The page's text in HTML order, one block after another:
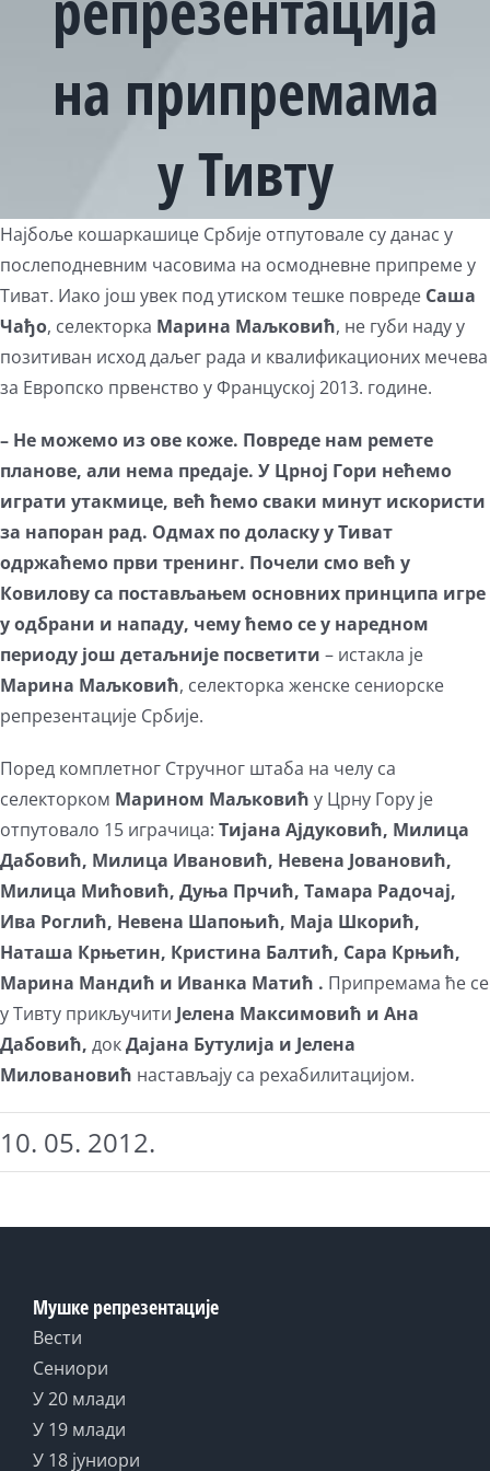
на припремама
у Тивту
Најбоље кошаркашице Србије отпутовале су данас у
послеподневним часовима на осмодневне припреме у
Тиват. Иако још увек под утиском тешке повреде Саша
Чађо, селекторка Марина Маљковић, не губи наду у
позитиван исход даљег рада и квалификационих мечева
за Европско првенство у Француској 2013. године.
– Не можемо из ове коже. Повреде нам ремете
планове, али нема предаје. У Црној Гори нећемо
играти утакмице, већ ћемо сваки минут искористи
за напоран рад. Одмах по доласку у Тиват
одржаћемо први тренинг. Почели смо већ у
Ковилову са постављањем основних принципа игре
у одбрани и нападу, чему ћемо се у наредном
периоду још детаљније посветити – истакла је
Марина Маљковић, селекторка женске сениорске
репрезентације Србије.
Поред комплетног Стручног штаба на челу са
селекторком Марином Маљковић у Црну Гору је
отпутовало 15 играчица: Тијана Ајдуковић, Милица
Дабовић, Милица Ивановић, Невена Јовановић,
Милица Мићовић, Дуња Прчић, Тамара Радочај,
Ива Роглић, Невена Шапоњић, Маја Шкорић,
Наташа Крњетин, Кристина Балтић, Сара Крњић,
Марина Мандић и Иванка Матић . Припремама ће се
у Тивту прикључити Јелена Максимовић и Ана
Дабовић, докДајана Бутулија и Јелена
Миловановић настављају са рехабилитацијом.
10. 05. 2012.
Мушке репрезентације
Вести
Сениори
У 20 млади
У 19 млади
У 18 јуниори